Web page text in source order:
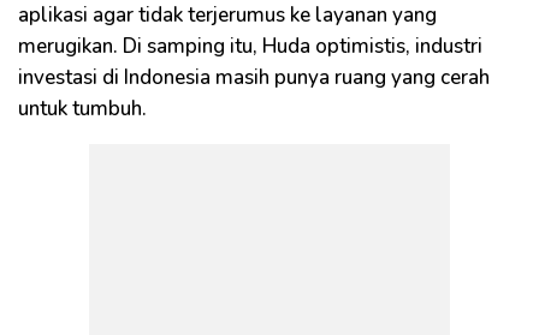
aplikasi agar tidak terjerumus ke layanan yang
merugikan. Di samping itu, Huda optimistis, industri
investasi di Indonesia masih punya ruang yang cerah
untuk tumbuh.